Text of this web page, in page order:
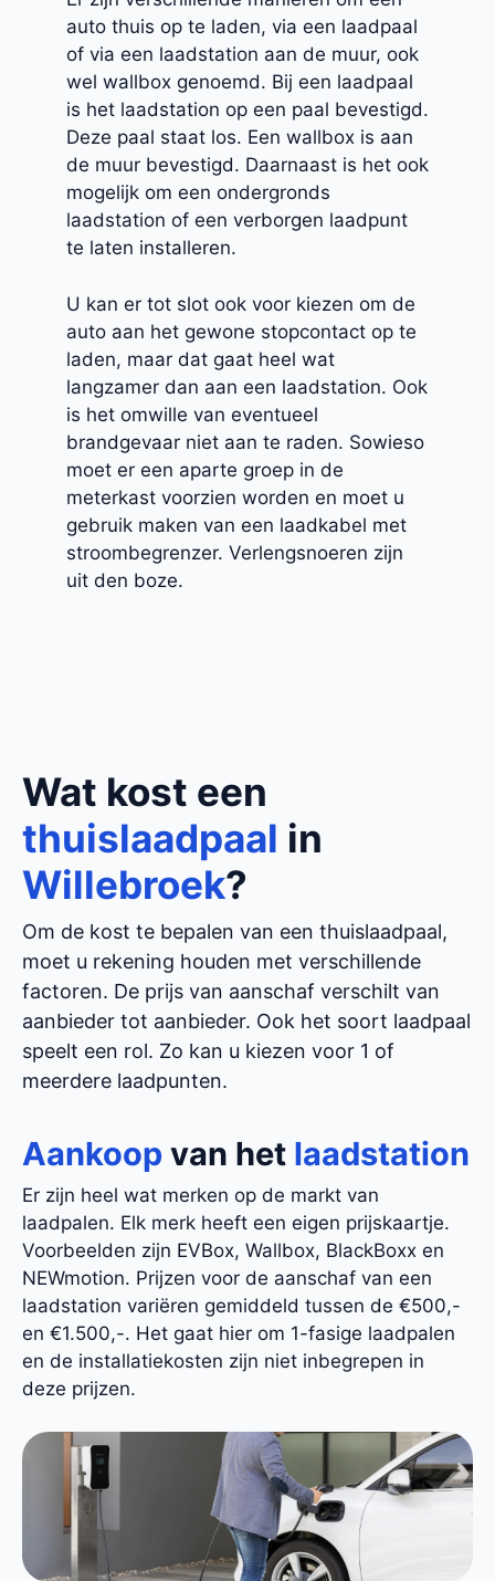
auto thuis op te laden, via een laadpaal
of via een laadstation aan de muur, ook
wel wallbox genoemd. Bij een laadpaal
is het laadstation op een paal bevestigd.
Deze paal staat los. Een wallbox is aan
de muur bevestigd. Daarnaast is het ook
mogelijk om een ondergronds
laadstation of een verborgen laadpunt
te laten installeren.
U kan er tot slot ook voor kiezen om de
auto aan het gewone stopcontact op te
laden, maar dat gaat heel wat
langzamer dan aan een laadstation. Ook
is het omwille van eventueel
brandgevaar niet aan te raden. Sowieso
moet er een aparte groep in de
meterkast voorzien worden en moet u
gebruik maken van een laadkabel met
stroombegrenzer. Verlengsnoeren zijn
uit den boze.
Wat kost een
thuislaadpaal in
Willebroek?
Om de kost te bepalen van een thuislaadpaal,
moet u rekening houden met verschillende
factoren. De prijs van aanschaf verschilt van
aanbieder tot aanbieder. Ook het soort laadpaal
speelt een rol. Zo kan u kiezen voor 1 of
meerdere laadpunten.
Aankoop van het laadstation
Er zijn heel wat merken op de markt van
laadpalen. Elk merk heeft een eigen prijskaartje.
Voorbeelden zijn EVBox, Wallbox, BlackBoxx en
NEWmotion. Prijzen voor de aanschaf van een
laadstation variëren gemiddeld tussen de €500,-
en €1.500,-. Het gaat hier om 1-fasige laadpalen
en de installatiekosten zijn niet inbegrepen in
deze prijzen.